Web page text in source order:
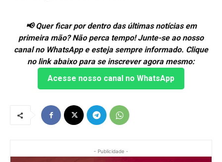
📢 Quer ficar por dentro das últimas notícias em
primeira mão? Não perca tempo! Junte-se ao nosso
canal no WhatsApp e esteja sempre informado. Clique
no link abaixo para se inscrever agora mesmo:
Acesse nosso canal no WhatsApp
- Publicidade -